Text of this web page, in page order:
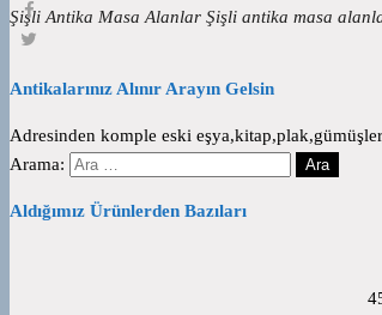
Şişli Antika Masa Alanlar Şişli antika masa
Antikalarınız Alınır Arayın Gelsin
Adresinden komple eski
Arama:
Aldığımız Ürünlerden Bazıları